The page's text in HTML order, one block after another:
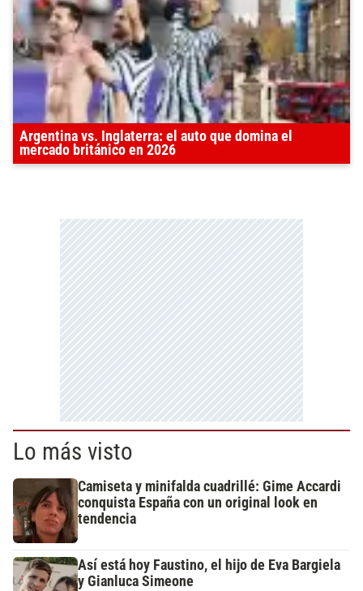
Argentina vs. Inglaterra: el auto que domina el
mercado británico en 2026
Lo más visto
Camiseta y minifalda cuadrillé: Gime Accardi
conquista España con un original look en
tendencia
Así está hoy Faustino, el hijo de Eva Bargiela
y Gianluca Simeone